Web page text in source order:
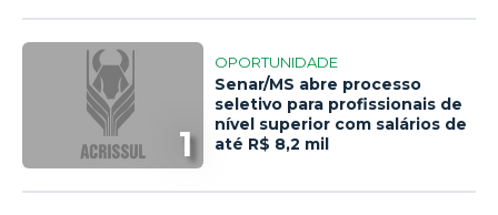
1
OPORTUNIDADE
Senar/MS abre processo
seletivo para profissionais de
nível superior com salários de
até R$ 8,2 mil